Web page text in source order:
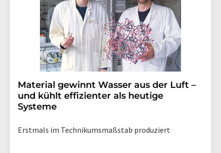
Material gewinnt Wasser aus der Luft –
und kühlt effizienter als heutige
Systeme
Erstmals im Technikumsmaßstab produziert